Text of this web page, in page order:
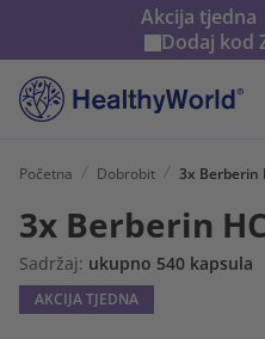
Akcija tjedna
Dodaj kod
Početna Dobrobit 3x Berberin
3x Berberin
Sadržaj: ukupno 540 kapsula
AKCIJA TJEDNA